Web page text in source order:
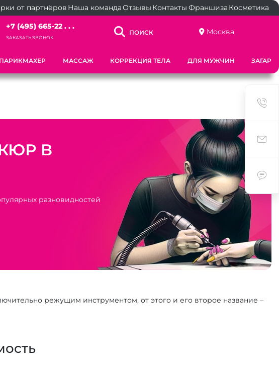
от партнёров Наша командаОтзывы Контакты Франшиза Косметика
+7 (495) 665-22 . . .
ЗАКАЗАТЬ ЗВОНОК
ПОИСК Москва
ПАРИКМАХЕР МАССАЖ КОРРЕКЦИЯ ТЕЛА ДЛЯ МУЖЧИН ЗАГАР
В
разновидностей
режущим инструментом, от этого и его второе название –